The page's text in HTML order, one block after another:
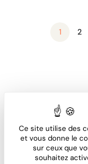
Ce site utilise des
et vous donne le
sur ceux que
souhaitez
1 2
Office Avocat, la
dématérialisée
cabinet.